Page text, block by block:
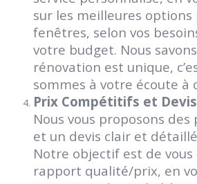
sur les meilleures options
fenêtres, selon vos
votre budget. Nous
rénovation est unique,
sommes à votre écoute à
Prix Compétitifs et
Nous vous proposons
et un devis clair et
Notre objectif est de
rapport qualité/prix, en